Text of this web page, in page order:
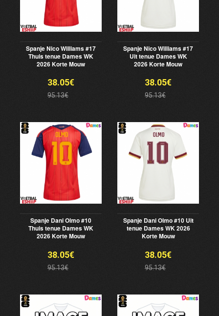
Spanje Nico Williams #17
Thuis tenue Dames WK
2026 Korte Mouw
38.05€
95.13€
Spanje Nico Williams #17
Uit tenue Dames WK
2026 Korte Mouw
38.05€
95.13€
Spanje Dani Olmo #10
Thuis tenue Dames WK
2026 Korte Mouw
38.05€
95.13€
Spanje Dani Olmo #10 Uit
tenue Dames WK 2026
Korte Mouw
38.05€
95.13€